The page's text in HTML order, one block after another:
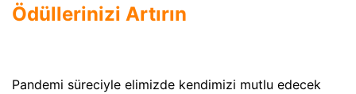
Ödüllerinizi Artırın
Pandemi süreciyle elimizde kendimizi mutlu edecek